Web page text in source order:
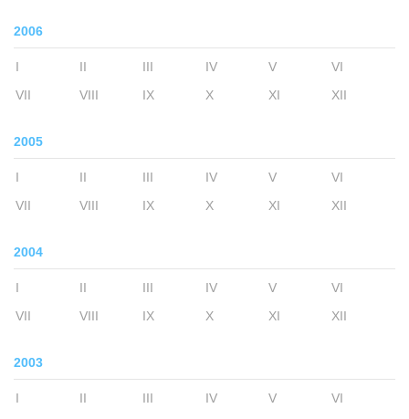
2006
I II III IV V
VI
VII
VIII IX X XI XII
2005
I II III IV V
VI
VII
VIII IX X XI XII
2004
I II III IV V
VI
VII
VIII IX X XI XII
2003
I II III IV V
VI